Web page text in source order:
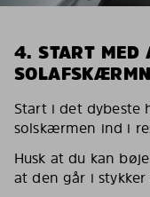
4. START MED
Start i det dybeste
solskærmen ind i
Husk at du kan
at den går i